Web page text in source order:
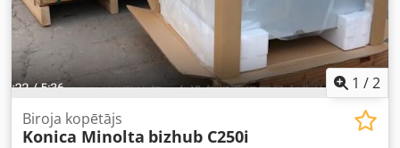
1 /2
Biroja kopētājs
Konica Minolta bizhub C250i